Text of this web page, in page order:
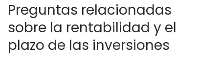
Preguntas relacionadas
sobre la rentabilidad y el
plazo de las inversiones